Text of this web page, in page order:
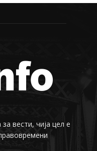
вести, чија цел е